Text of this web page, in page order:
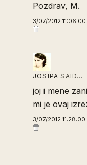
Pozdrav, M.
3/07/2012 11:06:00
JOSIPA SAID…
joj i mene
mi je ovaj
3/07/2012 11:28:00